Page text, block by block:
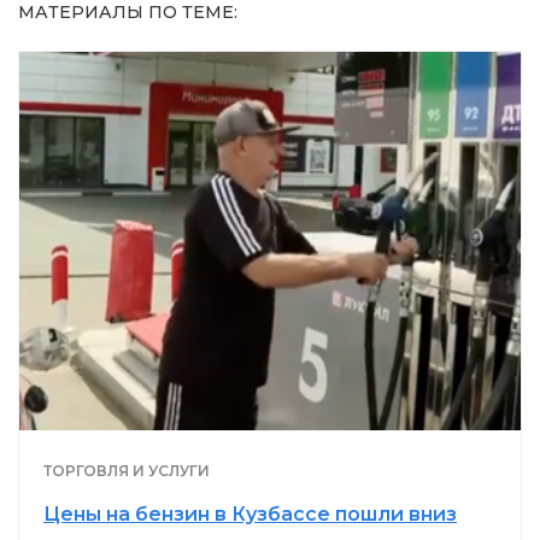
МАТЕРИАЛЫ ПО ТЕМЕ:
ТОРГОВЛЯ И УСЛУГИ
Цены на бензин в Кузбассе пошли вниз